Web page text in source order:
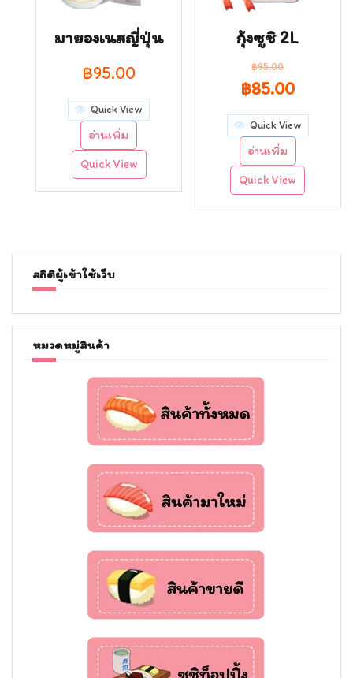
มายองเนสญี่ปุ่น
฿95.00
Quick View
อ่านเพิ่ม
Quick View
กุ้งซูชิ 2L
฿95.00
Original
price
was:
฿95.00.
฿85.00
price
is:
฿85.00.
Quick View
อ่านเพิ่ม
Quick View
สถิติผู้เข้าใช้เว็บ
หมวดหมู่สินค้า